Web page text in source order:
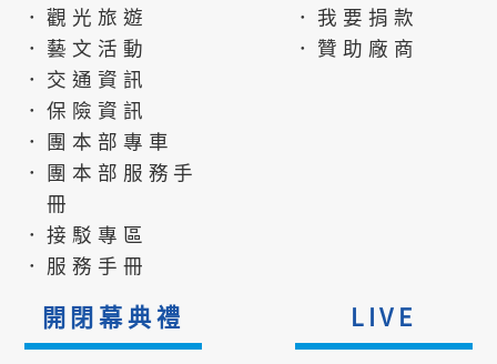
．觀光旅遊
．藝文活動
．交通資訊
．保險資訊
．團本部專車
．團本部服務手
冊
．接駁專區
．服務手冊
．我要捐款
．贊助廠商
開閉幕典禮 LIVE